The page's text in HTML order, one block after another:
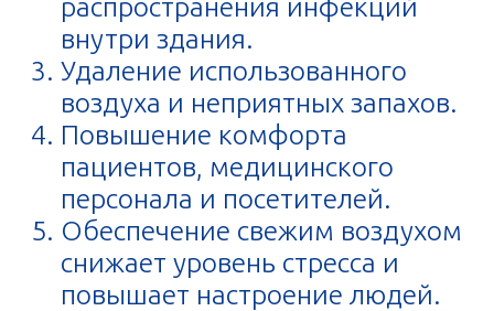
распространения инфекций
внутри здания.
Удаление использованного
воздуха и неприятных запахов.
Повышение комфорта
пациентов, медицинского
персонала и посетителей.
Обеспечение свежим воздухом
снижает уровень стресса и
повышает настроение людей.